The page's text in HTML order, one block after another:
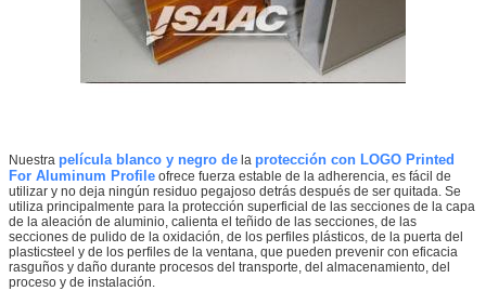
Nuestra película blanco y negro de la protección con LOGO Printed
For Aluminum Profile ofrece fuerza estable de la adherencia, es fácil de
utilizar y no deja ningún residuo pegajoso detrás después de ser quitada. Se
utiliza principalmente para la protección superficial de las secciones de la capa
de la aleación de aluminio, calienta el teñido de las secciones, de las
secciones de pulido de la oxidación, de los perfiles plásticos, de la puerta del
plasticsteel y de los perfiles de la ventana, que pueden prevenir con eficacia
rasguños y daño durante procesos del transporte, del almacenamiento, del
proceso y de instalación.